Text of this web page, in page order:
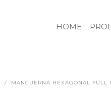
HOME
/ MANCUERNA HEXAGONAL FULL